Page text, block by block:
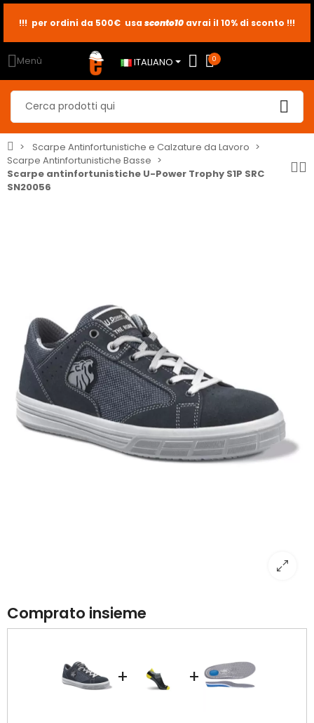
sconto2
sconto5
sconto10
Menù ITALIANO 0
Scarpe Antinfortunistiche e Calzature da Lavoro
Scarpe Antinfortunistiche Basse
Scarpe antinfortunistiche U-Power Trophy S1P SRC
SN20056
Comprato insieme
+ +